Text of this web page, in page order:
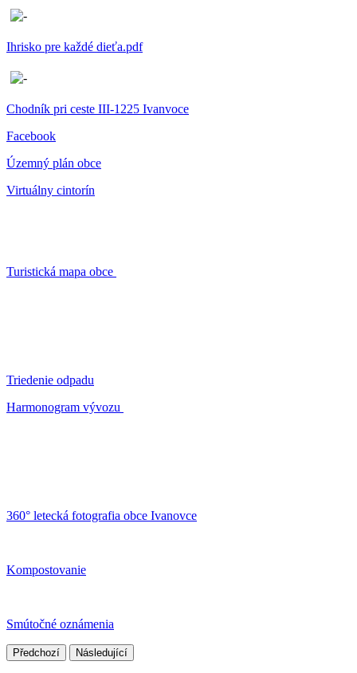
Ihrisko pre každé dieťa.pdf
Chodník pri ceste III-1225 Ivanvoce
Facebook
Územný plán obce
Virtuálny cintorín
Turistická mapa obce
Triedenie odpadu
Harmonogram vývozu
360° letecká fotografia obce Ivanovce
Kompostovanie
Smútočné oznámenia
Předchozí Následující